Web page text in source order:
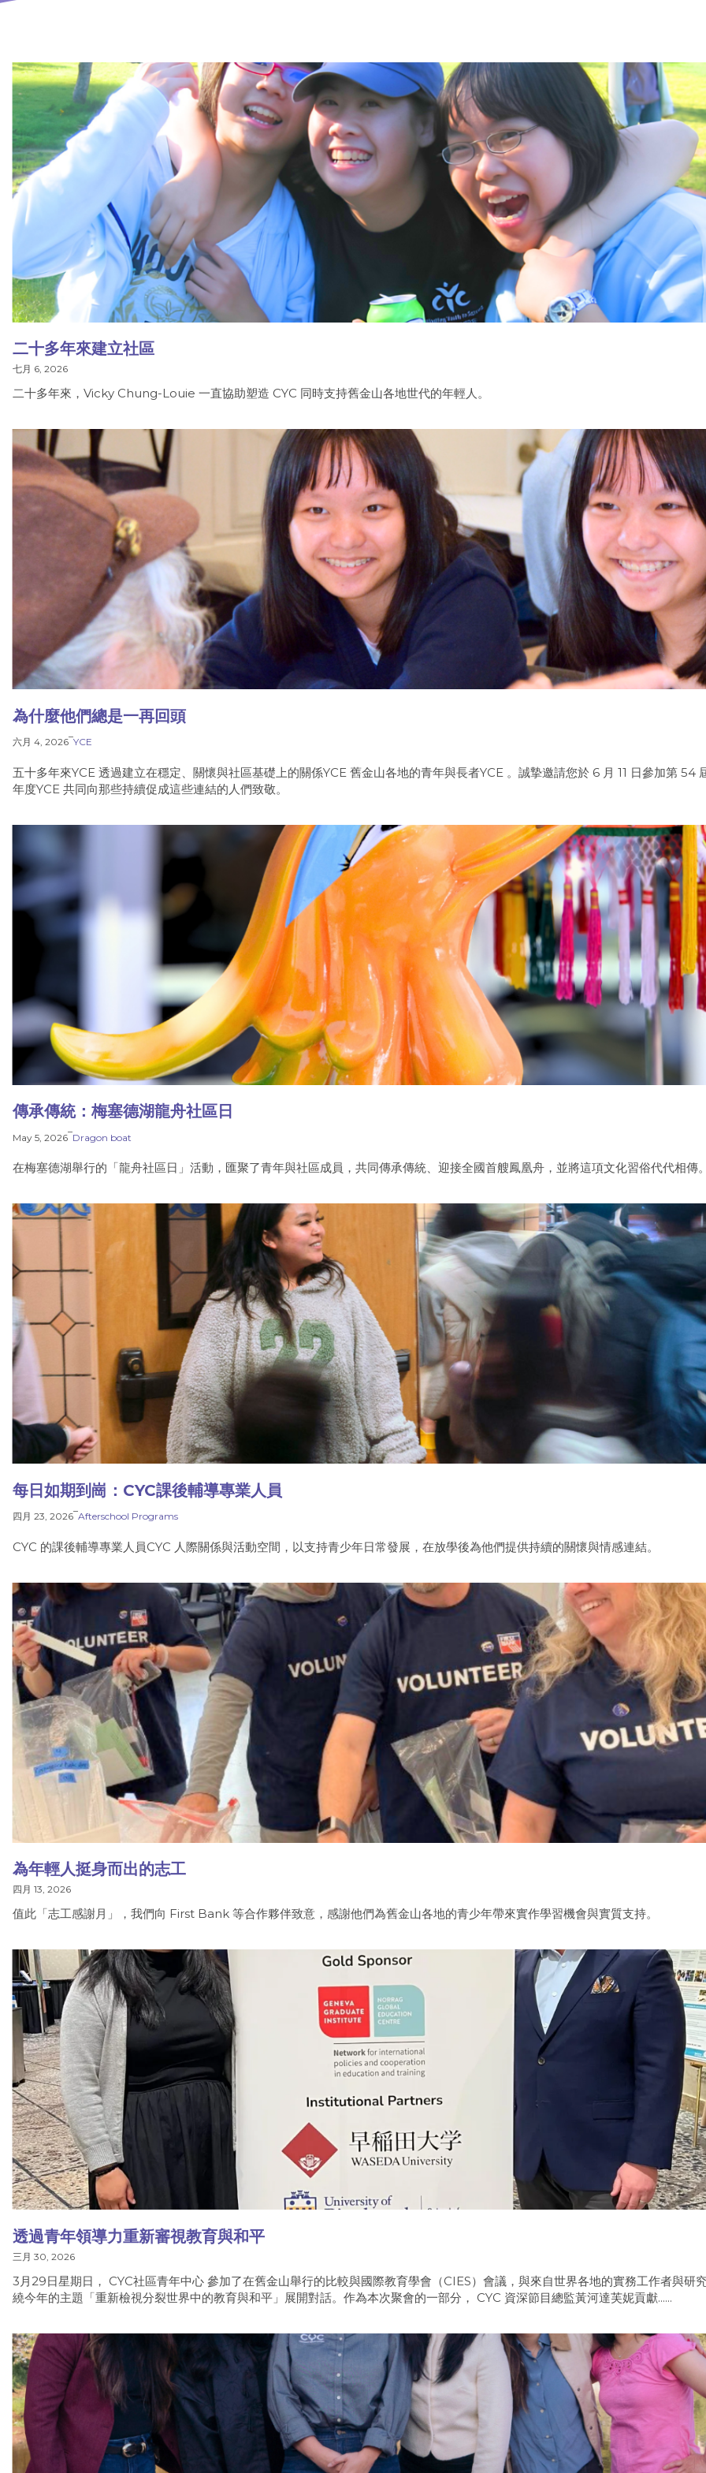
二十多年來建立社區
七月 6, 2026
二十多年來，Vicky Chung-Louie 一直協助塑造 CYC 同時支持舊金山各地世代的年輕人。
為什麼他們總是一再回頭
六月 4, 2026–YCE
五十多年來YCE 透過建立在穩定、關懷與社區基礎上的關係YCE 舊金山各地的青年與長者YCE 。誠摯邀請您於 6 月 11 日參加第 54
年度YCE 共同向那些持續促成這些連結的人們致敬。
傳承傳統：梅塞德湖龍舟社區日
May 5, 2026–Dragon boat
在梅塞德湖舉行的「龍舟社區日」活動，匯聚了青年與社區成員，共同傳承傳統、迎接全國首艘鳳凰舟，並將這項文化習俗代代相傳
每日如期到崗：CYC課後輔導專業人員
四月 23, 2026–Afterschool Programs
CYC 的課後輔導專業人員CYC 人際關係與活動空間，以支持青少年日常發展，在放學後為他們提供持續的關懷與情感連結。
為年輕人挺身而出的志工
四月 13, 2026
值此「志工感謝月」，我們向 First Bank 等合作夥伴致意，感謝他們為舊金山各地的青少年帶來實作學習機會與實質支持。
透過青年領導力重新審視教育與和平
三月 30, 2026
3月29日星期日， CYC社區青年中心 參加了在舊金山舉行的比較與國際教育學會（CIES）會議，與來自世界各地的實務工作者與研
繞今年的主題「重新檢視分裂世界中的教育與和平」展開對話。作為本次聚會的一部分， CYC 資深節目總監黃河達芙妮貢獻......